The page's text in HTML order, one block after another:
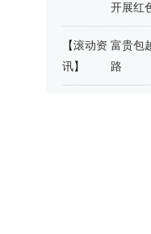
开展红
【滚动资
讯】
富贵包
路